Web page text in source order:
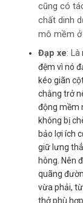
cũng có
chất dinh
mô mềm
Đạp xe: Là
đệm vì nó
kéo giãn
chằng trở
động mềm
không bị
bảo lợi ích
giữ lưng
hông. Nên
quãng
vừa phải,
thở phù